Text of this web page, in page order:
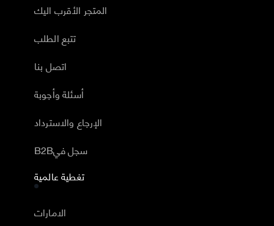
المتجر الأقرب اليك
تتبع الطلب
اتصل بنا
أسئلة وأجوبة
الإرجاع والاسترداد
B2Bسجل في
تغطية عالمية
الامارات